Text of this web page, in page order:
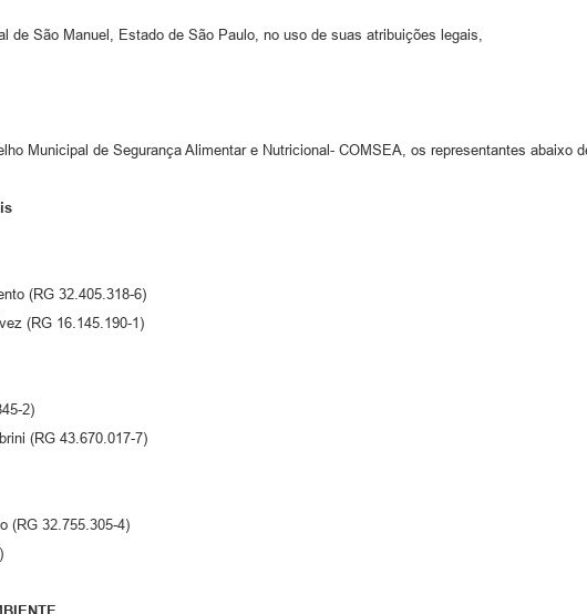
de São Manuel, Estado de São Paulo, no uso de suas atribuições legais,
Municipal de Segurança Alimentar e Nutricional- COMSEA, os representantes abaixo
(RG 32.405.318-6)
(RG 16.145.190-1)
2)
(RG 43.670.017-7)
(RG 32.755.305-4)